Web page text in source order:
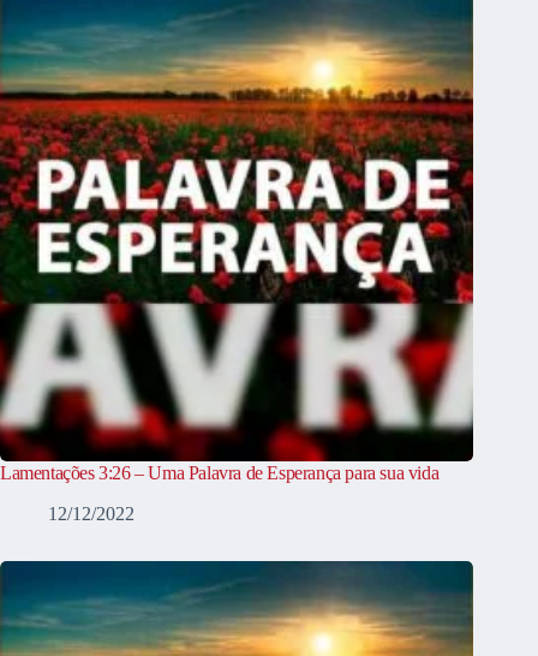
Lamentações 3:26 – Uma Palavra de Esperança para sua vida
12/12/2022